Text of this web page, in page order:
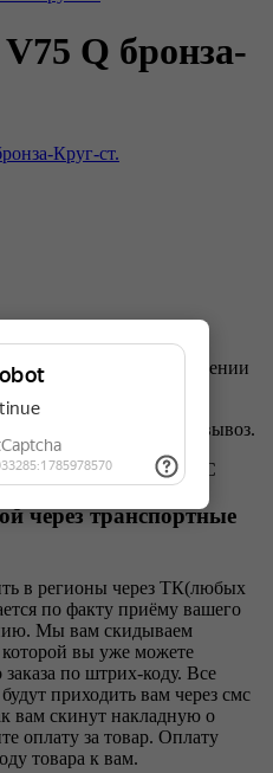
Q бронза-
способами;
или при получении
получении или самовывоз.
на организацию с НДС
через транспортные
в регионы через ТК(любых
по факту приёму вашего
Мы вам скидываем
вы уже можете
по штрих-коду. Все
приходить вам через смс
вам скинут накладную о
оплату за товар. Оплату
товара к вам.